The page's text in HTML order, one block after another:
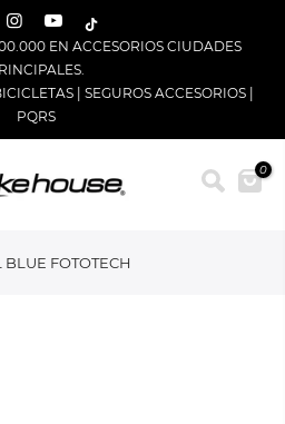
EN ACCESORIOS CIUDADES
SEGUROS ACCESORIOS
PQRS
0
BLUE FOTOTECH